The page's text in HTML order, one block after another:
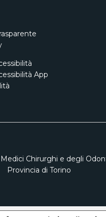
App
Chirurghi e degli
Provincia di Torino